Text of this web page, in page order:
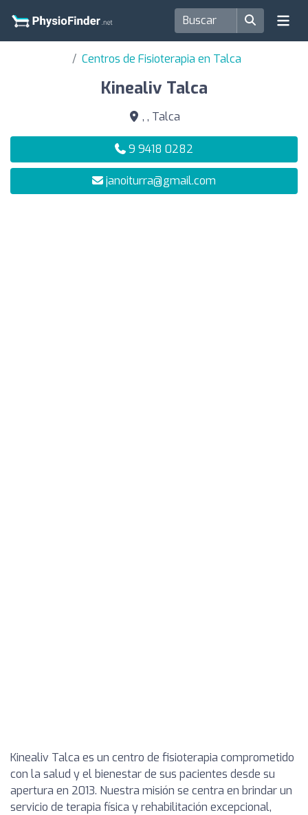
Centros de Fisioterapia en Talca
Kinealiv Talca
, , Talca
9 9418 0282
janoiturra@gmail.com
Kinealiv Talca es un centro de fisioterapia comprometido
con la salud y el bienestar de sus pacientes desde su
apertura en 2013. Nuestra misión se centra en brindar un
servicio de terapia física y rehabilitación excepcional,